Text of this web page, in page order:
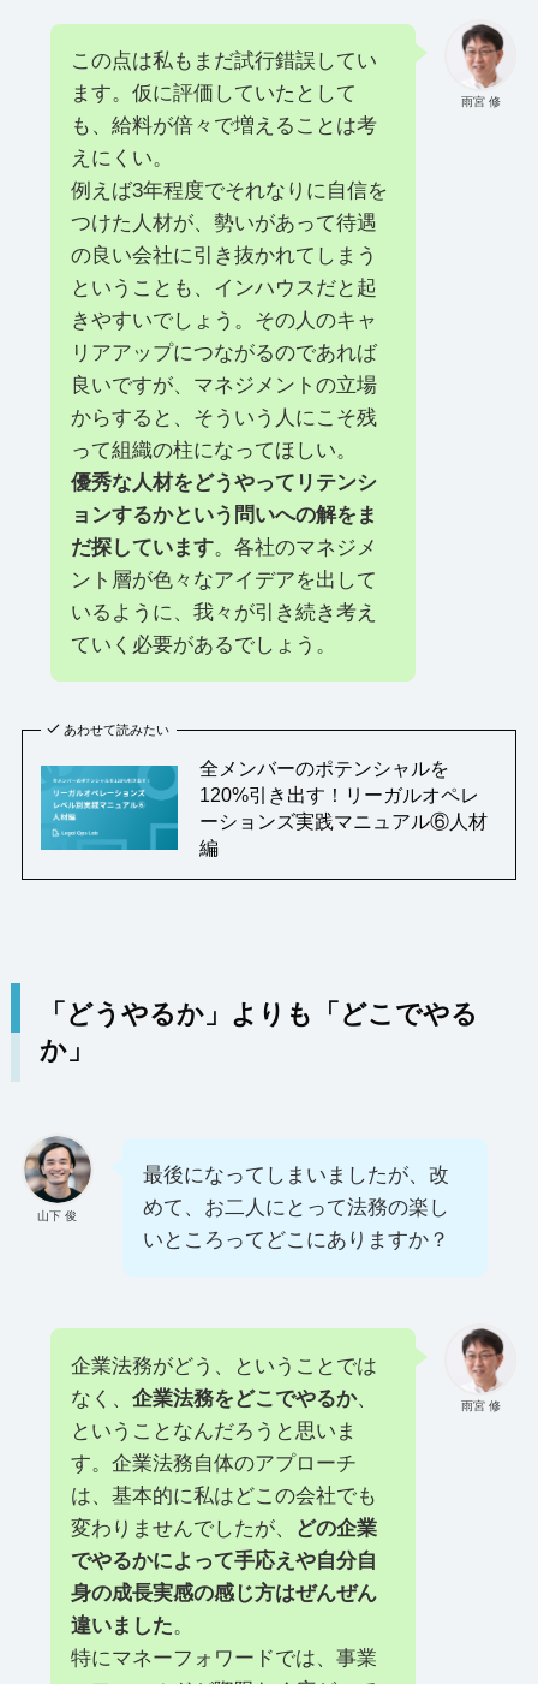
雨宮 修
この点は私もまだ試行錯誤してい
ます。仮に評価していたとして
も、給料が倍々で増えることは考
えにくい。
例えば3年程度でそれなりに自信を
つけた人材が、勢いがあって待遇
の良い会社に引き抜かれてしまう
ということも、インハウスだと起
きやすいでしょう。その人のキャ
リアアップにつながるのであれば
良いですが、マネジメントの立場
からすると、そういう人にこそ残
って組織の柱になってほしい。
優秀な人材をどうやってリテンシ
ョンするかという問いへの解をま
だ探しています。各社のマネジメ
ント層が色々なアイデアを出して
いるように、我々が引き続き考え
ていく必要があるでしょう。
あわせて読みたい
全メンバーのポテンシャルを
120%引き出す！リーガルオペレ
ーションズ実践マニュアル⑥人材
編
「どうやるか」よりも「どこでやる
か」
山下 俊
最後になってしまいましたが、改
めて、お二人にとって法務の楽し
いところってどこにありますか？
雨宮 修
企業法務がどう、ということでは
なく、 企業法務をどこでやるか、
ということなんだろうと思いま
す。企業法務自体のアプローチ
は、基本的に私はどこの会社でも
変わりませんでしたが、
どの企業
でやるかによって手応えや自分自
身の成長実感の感じ方はぜんぜん
違いました。
特にマネーフォワードでは、事業